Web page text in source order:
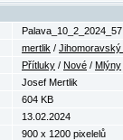
mertlik / Jihomoravský
Přítluky / Nové / Mlýny
Josef Mertlik
604 KB
13.02.2024
900 x 1200 pixelelů